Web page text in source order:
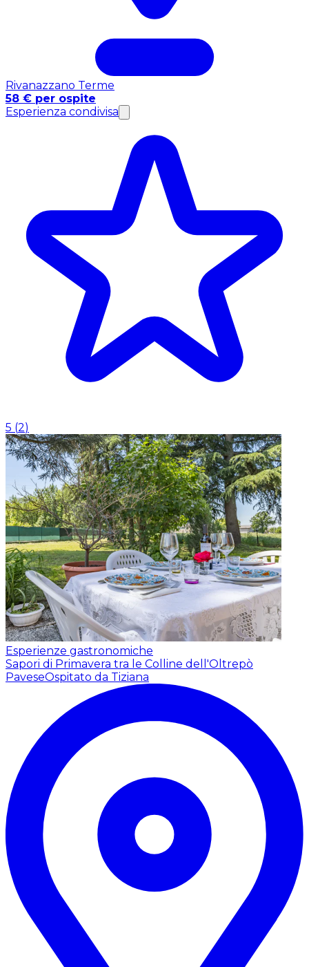
Rivanazzano Terme
58 € per ospite
Esperienza condivisa
5 (2)
Esperienze gastronomiche
Sapori di Primavera tra le Colline dell'Oltrepò
PaveseOspitato da Tiziana